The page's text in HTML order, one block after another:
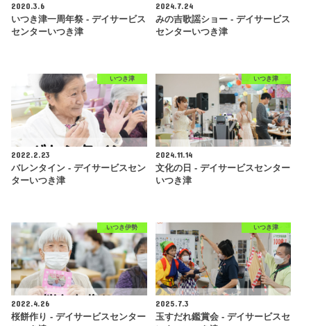
2020.3.6
いつき津一周年祭 - デイサービス
センターいつき津
2024.7.24
みの吉歌謡ショー - デイサービス
センターいつき津
いつき津
2022.2.23
バレンタイン - デイサービスセン
ターいつき津
いつき津
2024.11.14
文化の日 - デイサービスセンター
いつき津
いつき伊勢
2022.4.26
桜餅作り - デイサービスセンター
いつき津
2025.7.3
玉すだれ鑑賞会 - デイサービスセ